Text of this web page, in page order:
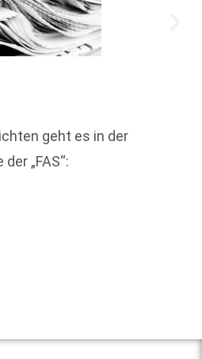
geht es in der
„FAS“: